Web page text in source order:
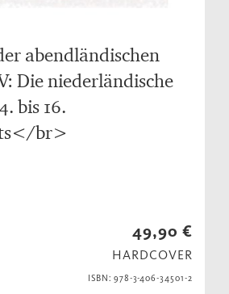
abendländischen
Die niederländische
bis 16.
br>
49,90 €
HARDCOVER
ISBN: 978-3-406-34501-2